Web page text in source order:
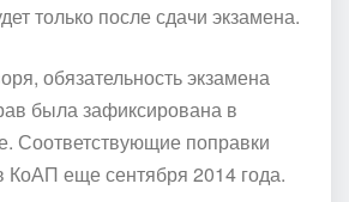
только после сдачи экзамена.
обязательность экзамена
была зафиксирована в
Соответствующие поправки
еще сентября 2014 года.